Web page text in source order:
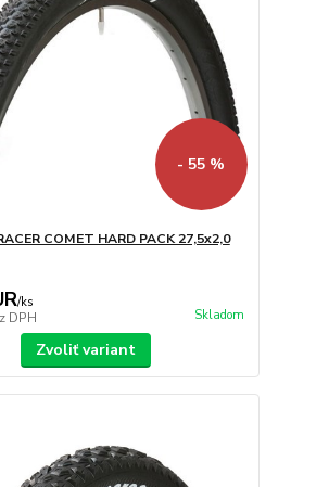
- 55 %
COMET HARD PACK 27,5x2,0
/ks
DPH Skladom
Zvoliť variant